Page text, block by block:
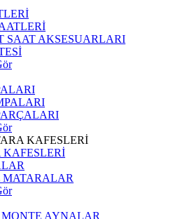
SAAT AKSESUARLARI
KAFESLERİ
KAFESLERİ
AYNALAR